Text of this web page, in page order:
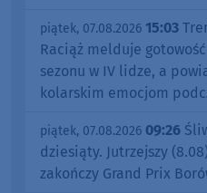
piątek, 07.08.2026 15:03
Raciąż melduje
sezonu w IV lidze, a
kolarskim emocjom
piątek, 07.08.2026 09:26
dziesiąty. Jutrzejszy
zakończy Grand Prix